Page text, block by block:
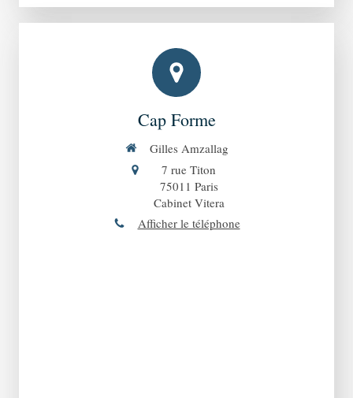
Cap Forme
Gilles Amzallag
7 rue Titon
75011 Paris
Cabinet Vitera
Afficher le téléphone